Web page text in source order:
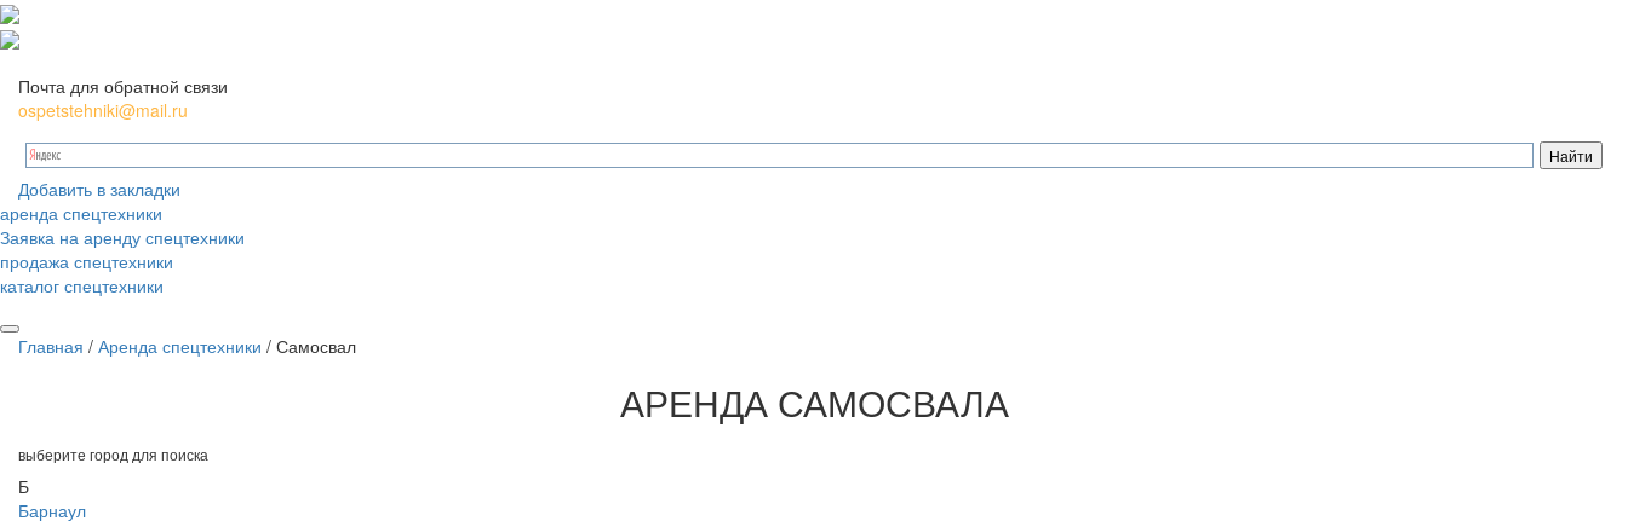
Почта для обратной связи
ospetstehniki@mail.ru
Добавить в закладки
аренда спецтехники
Заявка на аренду спецтехники
продажа спецтехники
каталог спецтехники
Главная / Аренда спецтехники / Самосвал
АРЕНДАСАМОСВАЛА
выберите город для поиска
Б
Барнаул